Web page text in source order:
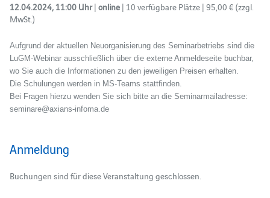
12.04.2024, 11:00 Uhr| online | 10 verfügbare Plätze | 95,00 € (zzgl.
MwSt.)
Aufgrund der aktuellen Neuorganisierung des Seminarbetriebs sind die
LuGM-Webinar ausschließlich über die externe Anmeldeseite buchbar,
wo Sie auch die Informationen zu den jeweiligen Preisen erhalten.
Die Schulungen werden in MS-Teams stattfinden.
Bei Fragen hierzu wenden Sie sich bitte an die Seminarmailadresse:
seminare@axians-infoma.de
Anmeldung
Buchungen sind für diese Veranstaltung geschlossen.